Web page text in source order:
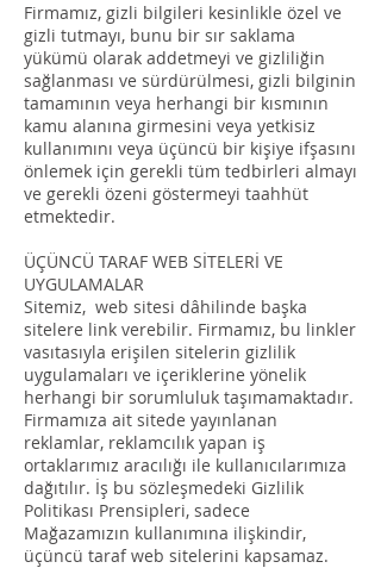
Firmamız, gizli bilgileri kesinlikle özel ve
gizli tutmayı, bunu bir sır saklama
yükümü olarak addetmeyi ve gizliliğin
sağlanması ve sürdürülmesi, gizli bilginin
tamamının veya herhangi bir kısmının
kamu alanına girmesini veya yetkisiz
kullanımını veya üçüncü bir kişiye ifşasını
önlemek için gerekli tüm tedbirleri almayı
ve gerekli özeni göstermeyi taahhüt
etmektedir.
ÜÇÜNCÜ TARAF WEB SİTELERİ VE
UYGULAMALAR
Sitemiz, web sitesi dâhilinde başka
sitelere link verebilir. Firmamız, bu linkler
vasıtasıyla erişilen sitelerin gizlilik
uygulamaları ve içeriklerine yönelik
herhangi bir sorumluluk taşımamaktadır.
Firmamıza ait sitede yayınlanan
reklamlar, reklamcılık yapan iş
ortaklarımız aracılığı ile kullanıcılarımıza
dağıtılır. İş bu sözleşmedeki Gizlilik
Politikası Prensipleri, sadece
Mağazamızın kullanımına ilişkindir,
üçüncü taraf web sitelerini kapsamaz.